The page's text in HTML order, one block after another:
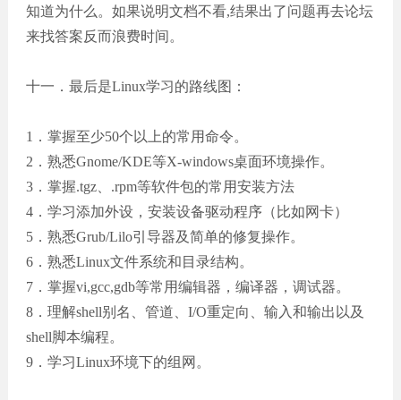
知道为什么。如果说明文档不看,结果出了问题再去论坛
来找答案反而浪费时间。
十一．最后是Linux学习的路线图：
1．掌握至少50个以上的常用命令。
2．熟悉Gnome/KDE等X-windows桌面环境操作。
3．掌握.tgz、.rpm等软件包的常用安装方法
4．学习添加外设，安装设备驱动程序（比如网卡）
5．熟悉Grub/Lilo引导器及简单的修复操作。
6．熟悉Linux文件系统和目录结构。
7．掌握vi,gcc,gdb等常用编辑器，编译器，调试器。
8．理解shell别名、管道、I/O重定向、输入和输出以及
shell脚本编程。
9．学习Linux环境下的组网。